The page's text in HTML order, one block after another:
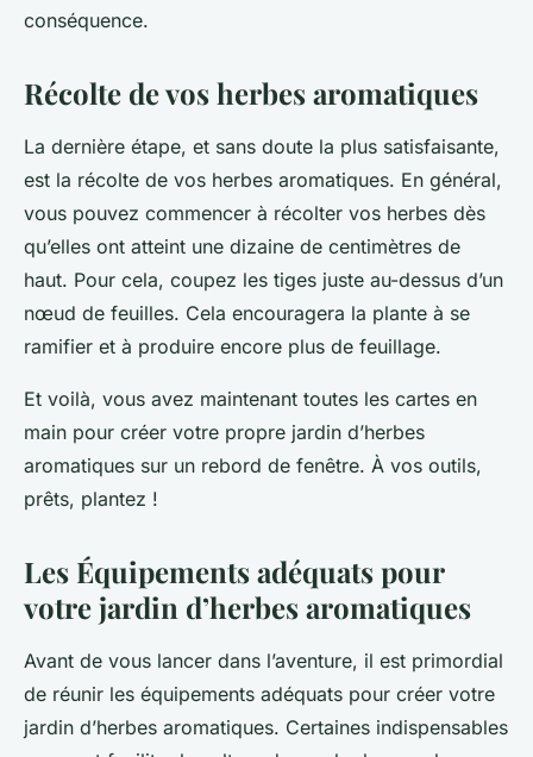
conséquence.
Récolte de vos herbes aromatiques
La dernière étape, et sans doute la plus satisfaisante,
est la récolte de vos herbes aromatiques. En général,
vous pouvez commencer à récolter vos herbes dès
qu’elles ont atteint une dizaine de centimètres de
haut. Pour cela, coupez les tiges juste au-dessus d’un
nœud de feuilles. Cela encouragera la plante à se
ramifier et à produire encore plus de feuillage.
Et voilà, vous avez maintenant toutes les cartes en
main pour créer votre propre jardin d’herbes
aromatiques sur un rebord de fenêtre. À vos outils,
prêts, plantez !
Les Équipements adéquats pour
votre jardin d’herbes aromatiques
Avant de vous lancer dans l’aventure, il est primordial
de réunir les équipements adéquats pour créer votre
jardin d’herbes aromatiques. Certaines indispensables